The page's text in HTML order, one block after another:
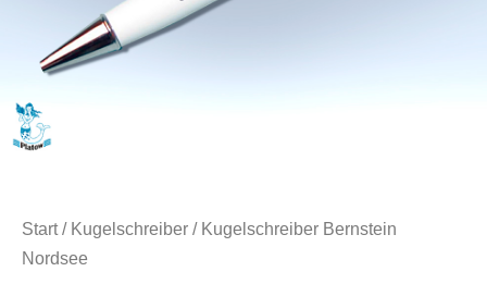
Start/ Kugelschreiber / Kugelschreiber Bernstein
Nordsee